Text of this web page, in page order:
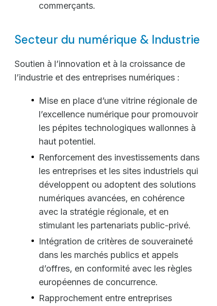
commerçants.
Secteur du numérique & Industrie
Soutien à l’innovation et à la croissance de
l’industrie et des entreprises numériques :
Mise en place d’une vitrine régionale de
l’excellence numérique pour promouvoir
les pépites technologiques wallonnes à
haut potentiel.
Renforcement des investissements dans
les entreprises et les sites industriels qui
développent ou adoptent des solutions
numériques avancées, en cohérence
avec la stratégie régionale, et en
stimulant les partenariats public-privé.
Intégration de critères de souveraineté
dans les marchés publics et appels
d’offres, en conformité avec les règles
européennes de concurrence.
Rapprochement entre entreprises